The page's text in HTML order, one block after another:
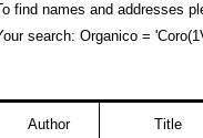
find names and addresses
search: Organico =
Author Title